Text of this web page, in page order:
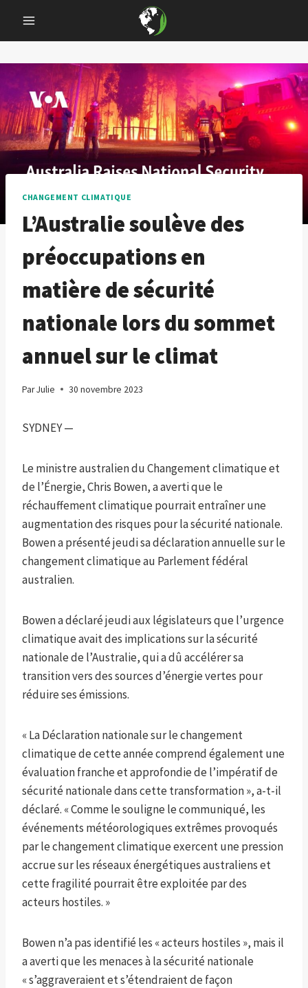
content
CHANGEMENT CLIMATIQUE
L’Australie soulève des
préoccupations en
matière de sécurité
nationale lors du sommet
annuel sur le climat
ParJulie 30 novembre 2023
SYDNEY —
Le ministre australien du Changement climatique et
de l’Énergie, Chris Bowen, a averti que le
réchauffement climatique pourrait entraîner une
augmentation des risques pour la sécurité nationale.
Bowen a présenté jeudi sa déclaration annuelle sur le
changement climatique au Parlement fédéral
australien.
Bowen a déclaré jeudi aux législateurs que l’urgence
climatique avait des implications sur la sécurité
nationale de l’Australie, qui a dû accélérer sa
transition vers des sources d’énergie vertes pour
réduire ses émissions.
« La Déclaration nationale sur le changement
climatique de cette année comprend également une
évaluation franche et approfondie de l’impératif de
sécurité nationale dans cette transformation », a-t-il
déclaré. « Comme le souligne le communiqué, les
événements météorologiques extrêmes provoqués
par le changement climatique exercent une pression
accrue sur les réseaux énergétiques australiens et
cette fragilité pourrait être exploitée par des
acteurs hostiles. »
Bowen n’a pas identifié les « acteurs hostiles », mais il
a averti que les menaces à la sécurité nationale
« s’aggraveraient et s’étendraient de façon